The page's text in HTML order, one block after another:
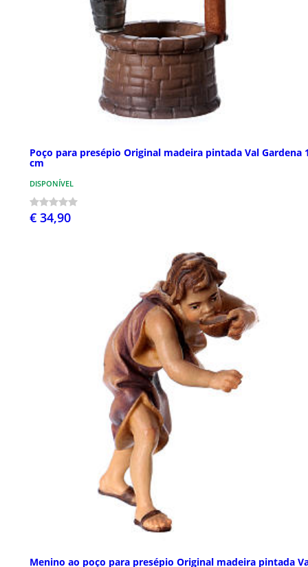
Poço para presépio Original madeira pintada Val Gardena
cm
DISPONÍVEL
€ 34,90
Menino ao poço para presépio Original madeira pintada